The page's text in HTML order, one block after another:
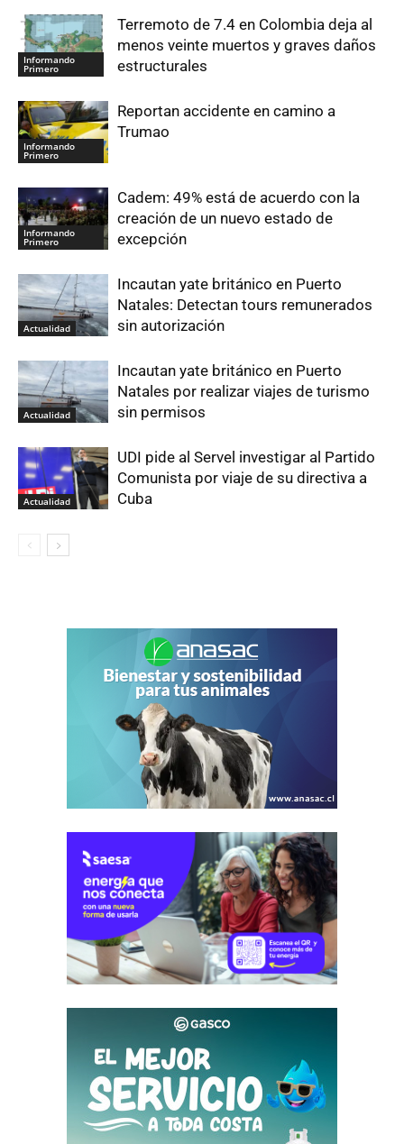
Informando
Primero
Terremoto de 7.4 en Colombia deja al
menos veinte muertos y graves daños
estructurales
Informando
Primero
Reportan accidente en camino a
Trumao
Informando
Primero
Cadem: 49% está de acuerdo con la
creación de un nuevo estado de
excepción
Actualidad
Incautan yate británico en Puerto
Natales: Detectan tours remunerados
sin autorización
Actualidad
Incautan yate británico en Puerto
Natales por realizar viajes de turismo
sin permisos
Actualidad
UDI pide al Servel investigar al Partido
Comunista por viaje de su directiva a
Cuba